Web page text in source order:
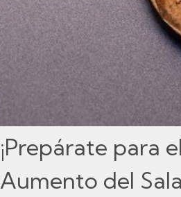
¡Prepárate para
Aumento del